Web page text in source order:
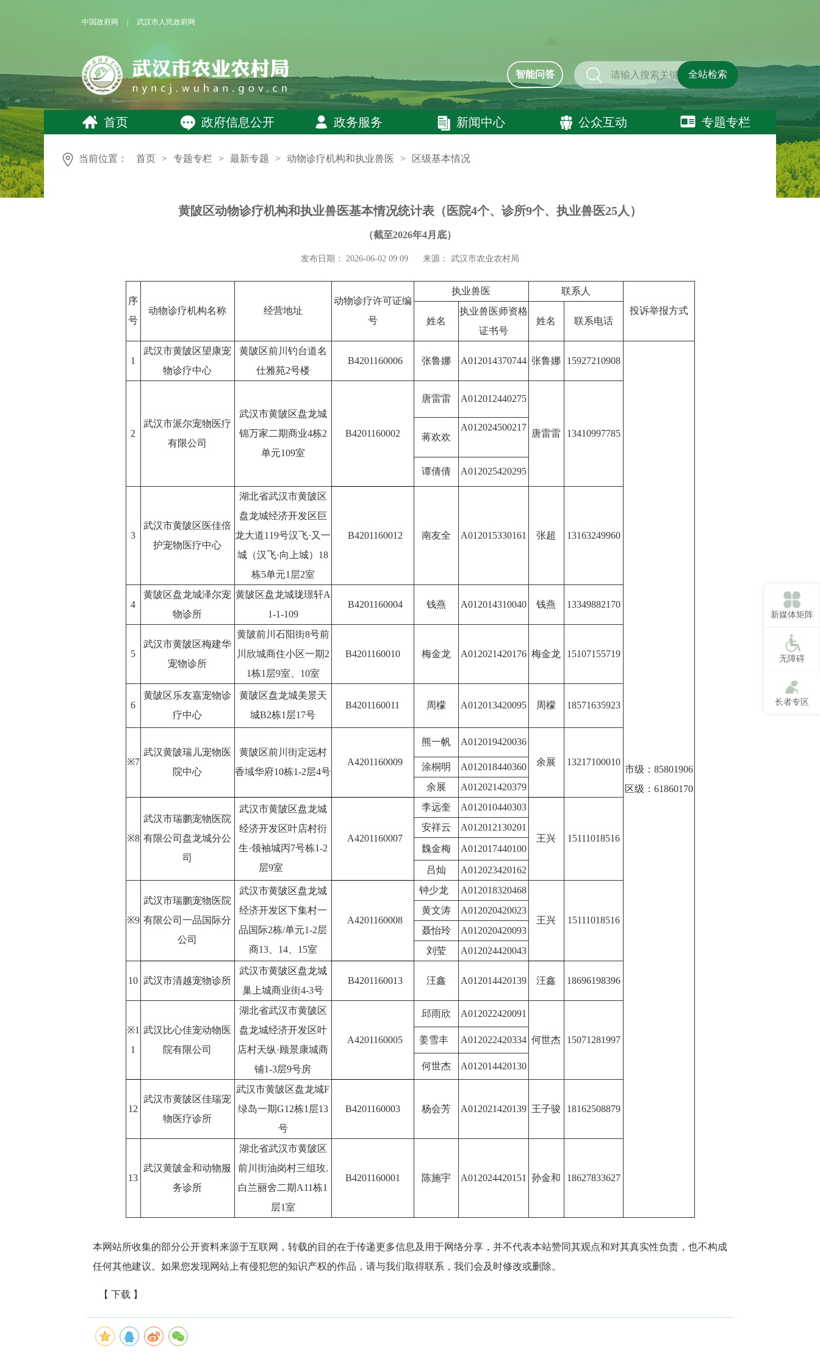
中国政府网 武汉市人民政府网
智能问答 全站检索
首页 政府信息公开 政务服务 新闻中心 公众互动 专题专栏
当前位置： 首页 > 专题专栏 > 最新专题 > 动物诊疗机构和执业兽医 > 区级基本情况
黄陂区动物诊疗机构和执业兽医基本情况统计表（医院4个、诊所9个、执业兽医25人）
（截至2026年4月底）
发布日期： 2026-06-02 09:09 来源： 武汉市农业农村局
序
号
动物诊疗机构名称 经营地址
动物诊疗许可证编
号
执业兽医
联系人
投诉举报方式
姓名
执业兽医师资格
证书号
姓名 联系电话
1
武汉市黄陂区望康宠
物诊疗中心
黄陂区前川钓台道名
仕雅苑2号楼
B4201160006 张鲁娜 A012014370744 张鲁娜 15927210908
市级：85801906
区级：61860170
2
武汉市派尔宠物医疗
有限公司
武汉市黄陂区盘龙城
锦万家二期商业4栋2
单元109室
B4201160002
唐雷雷 A012012440275
唐雷雷 13410997785
蒋欢欢
A012024500217
谭倩倩 A012025420295
3
武汉市黄陂区医佳倍
护宠物医疗中心
湖北省武汉市黄陂区
盘龙城经济开发区巨
龙大道119号汉飞·又一
城（汉飞·向上城）18
栋5单元1层2室
B4201160012 南友全 A012015330161 张超 13163249960
4
黄陂区盘龙城泽尔宠
物诊所
黄陂区盘龙城珑璟轩A
1-1-109
B4201160004 钱燕 A012014310040 钱燕 13349882170
5
武汉市黄陂区梅建华
宠物诊所
黄陂前川石阳街8号前
川欣城商住小区一期2
1栋1层9室、10室
B4201160010 梅金龙 A012021420176 梅金龙 15107155719
6
黄陂区乐友嘉宠物诊
疗中心
黄陂区盘龙城美景天
城B2栋1层17号
B4201160011 周檬 A012013420095 周檬 18571635923
※7
武汉黄陂瑞儿宠物医
院中心
黄陂区前川街定远村
香域华府10栋1-2层4号
A4201160009
熊一帆
A012019420036
余展
13217100010
涂桐明
A012018440360
余展
A012021420379
※8
武汉市瑞鹏宠物医院
有限公司盘龙城分公
司
武汉市黄陂区盘龙城
经济开发区叶店村衍
生·领袖城丙7号栋1-2
层9室
A4201160007
李远奎 A012010440303
王兴 15111018516
安祥云 A012012130201
魏金梅 A012017440100
吕灿 A012023420162
※9
武汉市瑞鹏宠物医院
有限公司一品国际分
公司
武汉市黄陂区盘龙城
经济开发区下集村一
品国际2栋/单元1-2层
商13、14、15室
A4201160008
钟少龙 A012018320468
王兴 15111018516
黄文涛
A012020420023
聂怡玲
A012020420093
刘莹
A012024420043
10 武汉市清越宠物诊所
武汉市黄陂区盘龙城
巢上城商业街4-3号
B4201160013 汪鑫 A012014420139 汪鑫 18696198396
※1
1
武汉比心佳宠动物医
院有限公司
湖北省武汉市黄陂区
盘龙城经济开发区叶
店村天纵·顾景康城商
铺1-3层9号房
A4201160005
邱雨欣 A012022420091
何世杰 15071281997
姜雪丰 A012022420334
何世杰 A012014420130
12
武汉市黄陂区佳瑞宠
物医疗诊所
武汉市黄陂区盘龙城F
绿岛一期G12栋1层13
号
B4201160003 杨会芳 A012021420139 王子骏 18162508879
13
武汉黄陂金和动物服
务诊所
湖北省武汉市黄陂区
前川街油岗村三组玫.
白兰丽舍二期A11栋1
层1室
B4201160001 陈施宇 A012024420151 孙金和 18627833627
本网站所收集的部分公开资料来源于互联网，转载的目的在于传递更多信息及用于网络分享，并不代表本站赞同其观点和对其真实性负责，也不构成
任何其他建议。如果您发现网站上有侵犯您的知识产权的作品，请与我们取得联系，我们会及时修改或删除。
【 下载 】
新媒体矩阵
无障碍
长者专区